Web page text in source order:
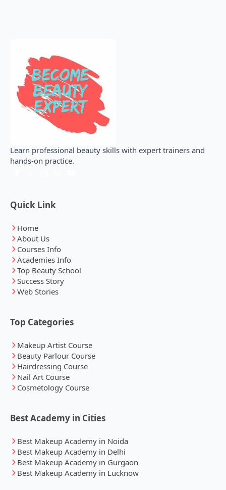
Learn professional beauty skills with expert trainers and
hands-on practice.
Quick Link
Home
About Us
Courses Info
Academies Info
Top Beauty School
Success Story
Web Stories
Top Categories
Makeup Artist Course
Beauty Parlour Course
Hairdressing Course
Nail Art Course
Cosmetology Course
Best Academy in Cities
Best Makeup Academy in Noida
Best Makeup Academy in Delhi
Best Makeup Academy in Gurgaon
Best Makeup Academy in Lucknow